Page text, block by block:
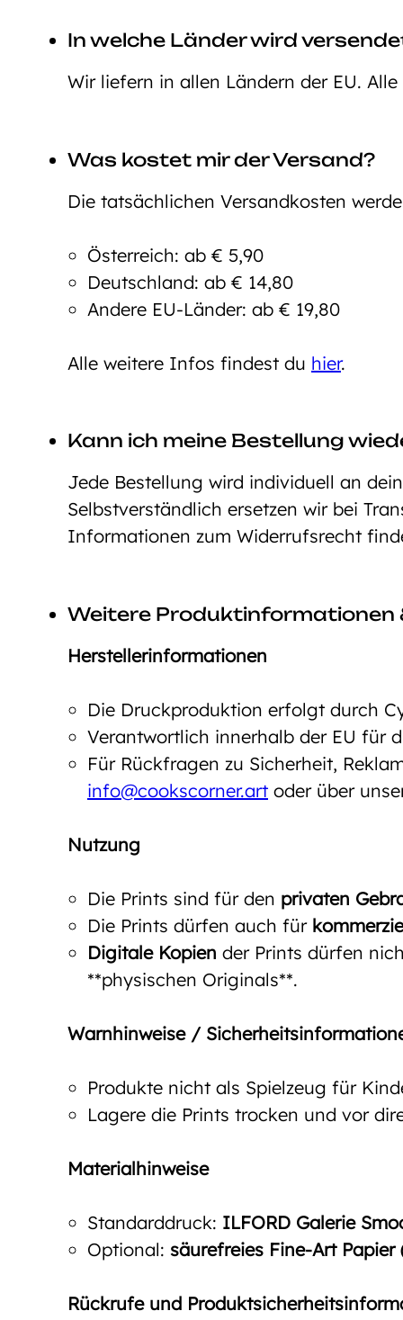
In welche Länder wird
Wir liefern in allen Ländern der EU.
Was kostet mir der Versand?
Die tatsächlichen Versandkosten
Österreich: ab € 5,90
Deutschland: ab € 14,80
Andere EU-Länder: ab € 19,80
Alle weitere Infos findest du hier.
Kann ich meine Bestellung
Jede Bestellung wird individuell an
Selbstverständlich ersetzen wir bei
Informationen zum Widerrufsrecht
Weitere Produktinformationen
Herstellerinformationen
Die Druckproduktion erfolgt durch
Verantwortlich innerhalb der EU für
Für Rückfragen zu Sicherheit,
info@cookscorner.art oder über
Nutzung
Die Prints sind für den privaten
Die Prints dürfen auch für
Digitale Kopien der Prints dürfen
**physischen Originals**.
Warnhinweise /
Produkte nicht als Spielzeug für
Lagere die Prints trocken und vor
Materialhinweise
Standarddruck: ILFORD Galerie
Optional: säurefreies Fine-Art
Rückrufe und